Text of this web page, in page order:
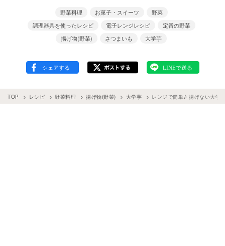
野菜料理 お菓子・スイーツ
野菜
調理器具を使ったレシピ
電子レンジレシピ
定番の野菜
揚げ物(野菜)
さつまいも 大学芋
TOP レシピ 野菜料理 揚げ物(野菜) 大学芋 レンジで簡単♪ 揚げない大学